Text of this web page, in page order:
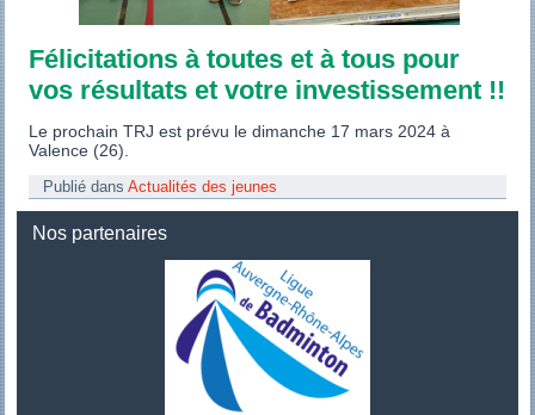
Félicitations à toutes et à tous pour
vos résultats et votre investissement !!
Le prochain TRJ est prévu le dimanche 17 mars 2024 à
Valence (26).
Publié dans Actualités des jeunes
Nos partenaires